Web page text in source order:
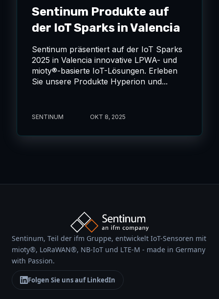
Sentinum Produkte auf
der IoT Sparks in Valencia
Sentinum präsentiert auf der IoT Sparks
2025 in Valencia innovative LPWA- und
mioty®-basierte IoT-Lösungen. Erleben
Sie unsere Produkte Hyperion und...
SENTINUM OKT 8, 2025
Sentinum, Teil der ifm Gruppe, entwickelt IoT-Sensoren mit
mioty®, LoRaWAN®, NB-IoT und LTE-M - made in Germany
with Passion.
Folgen Sie uns auf LinkedIn